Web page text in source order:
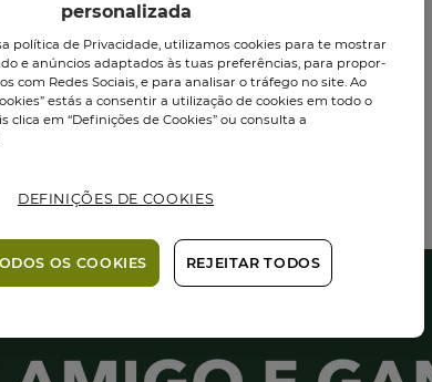
OS NOSSOS
personalizada
política de Privacidade, utilizamos cookies para te mostrar
e anúncios adaptados às tuas preferências, para propor-
com Redes Sociais, e para analisar o tráfego no site. Ao
estás a consentir a utilização de cookies em todo o
clica em “Definições de Cookies” ou consulta a
DEFINIÇÕES DE COOKIES
REJEITAR TODOS
OS COOKIES